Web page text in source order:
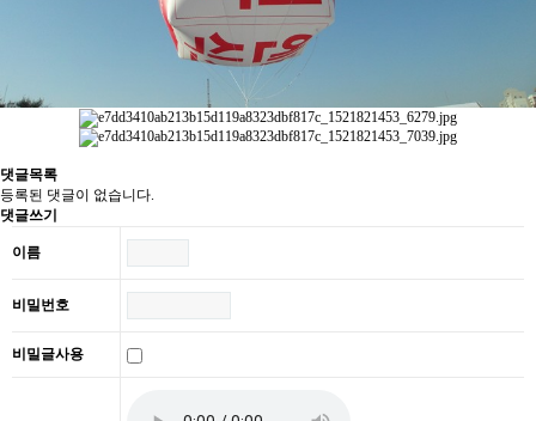
댓글목록
등록된 댓글이 없습니다.
댓글쓰기
이름
비밀번호
비밀글사용